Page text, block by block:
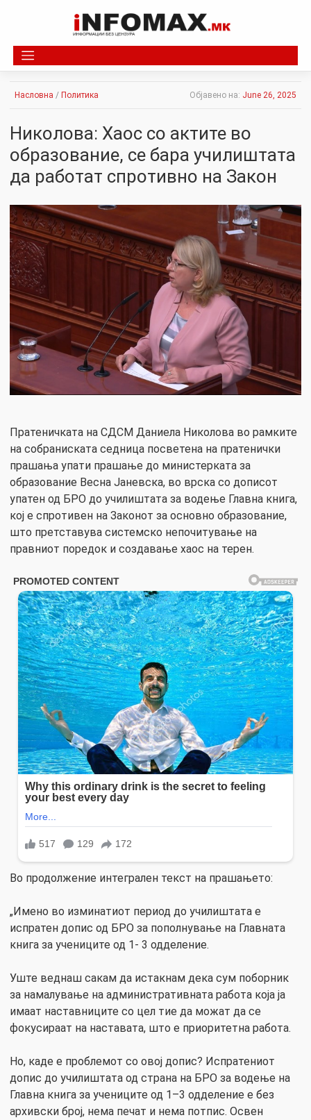
Насловна / Политика Објавено на: June 26, 2025
Николова: Хаос со актите во
образование, се бара училиштата
да работат спротивно на Закон
Пратеничката на СДСМ Даниела Николова во рамките
на собраниската седница посветена на пратенички
прашања упати прашање до министерката за
образование Весна Јаневска, во врска со дописот
упатен од БРО до училиштата за водење Главна книга,
кој е спротивен на Законот за основно образование,
што претставува системско непочитување на
правниот поредок и создавање хаос на терен.
Во продолжение интегрален текст на прашањето:
„Имено во изминатиот период до училиштата е
испратен допис од БРО за пополнување на Главната
книга за учениците од 1- 3 одделение.
Уште веднаш сакам да истакнам дека сум поборник
за намалување на административната работа која ја
имаат наставниците со цел тие да можат да се
фокусираат на наставата, што е приоритетна работа.
Но, каде е проблемот со овој допис? Испратениот
допис до училиштата од страна на БРО за водење на
Главна книга за учениците од 1–3 одделение е без
архивски број, нема печат и нема потпис. Освен